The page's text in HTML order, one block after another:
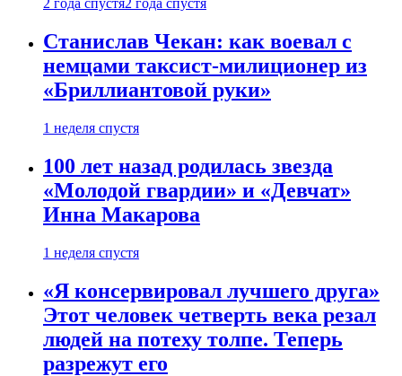
2 года спустя2 года спустя
Станислав Чекан: как воевал с
немцами таксист-милиционер из
«Бриллиантовой руки»
1 неделя спустя
100 лет назад родилась звезда
«Молодой гвардии» и «Девчат»
Инна Макарова
1 неделя спустя
«Я консервировал лучшего друга»
Этот человек четверть века резал
людей на потеху толпе. Теперь
разрежут его